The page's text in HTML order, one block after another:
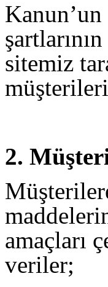
sitemiz
2.
amaçları
veriler;